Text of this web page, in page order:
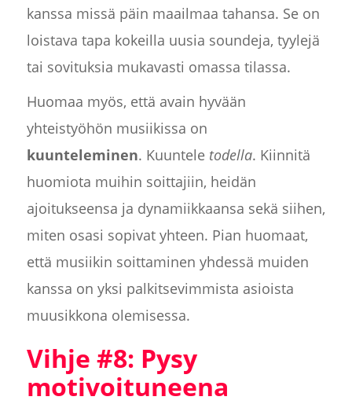
kanssa missä päin maailmaa tahansa. Se on
loistava tapa kokeilla uusia soundeja, tyylejä
tai sovituksia mukavasti omassa tilassa.
Huomaa myös, että avain hyvään
yhteistyöhön musiikissa on
kuunteleminen. Kuuntele todella. Kiinnitä
huomiota muihin soittajiin, heidän
ajoitukseensa ja dynamiikkaansa sekä siihen,
miten osasi sopivat yhteen. Pian huomaat,
että musiikin soittaminen yhdessä muiden
kanssa on yksi palkitsevimmista asioista
muusikkona olemisessa.
Vihje #8: Pysy
motivoituneena